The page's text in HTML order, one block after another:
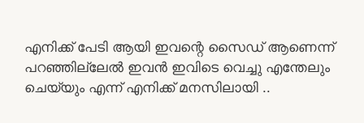
എനിക്ക് പേടി ആയി ഇവന്റെ സൈഡ് ആണെന്ന്
പറഞ്ഞില്ലേൽ ഇവൻ ഇവിടെ വെച്ചു എന്തേലും
ചെയ്യും എന്ന് എനിക്ക് മനസിലായി ..